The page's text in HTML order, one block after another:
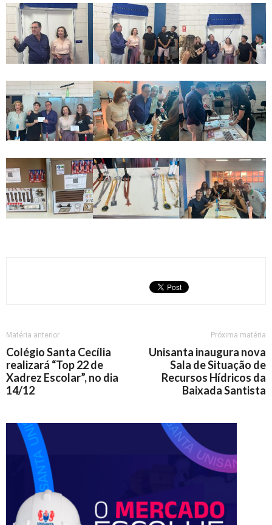
Matéria anterior
Colégio Santa Cecília
realizará “Top 22 de
Xadrez Escolar”, no dia
14/12
Próxima matéria
Unisanta inaugura nova
Sala de Situação de
Recursos Hídricos da
Baixada Santista